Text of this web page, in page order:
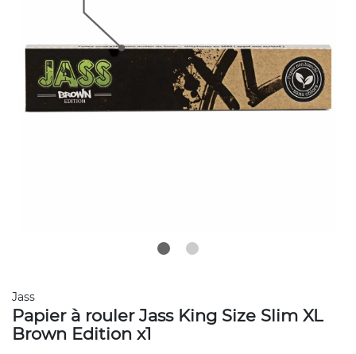
Jass
Papier à rouler Jass King Size Slim XL
Brown Edition x1